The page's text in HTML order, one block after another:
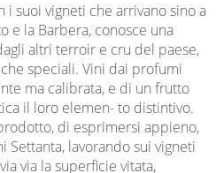
suoi vigneti che arrivano sino a
e la Barbera, conosce una
altri terroir e cru del paese,
speciali. Vini dai profumi
ma calibrata, e di un frutto
il loro elemen- to distintivo.
di esprimersi appieno,
lavorando sui vigneti
via la superficie vitata,